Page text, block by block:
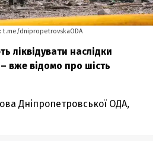
t.me/dnipropetrovskaODA
ліквідувати наслідки
вже відомо про шість
Дніпропетровської ОДА,